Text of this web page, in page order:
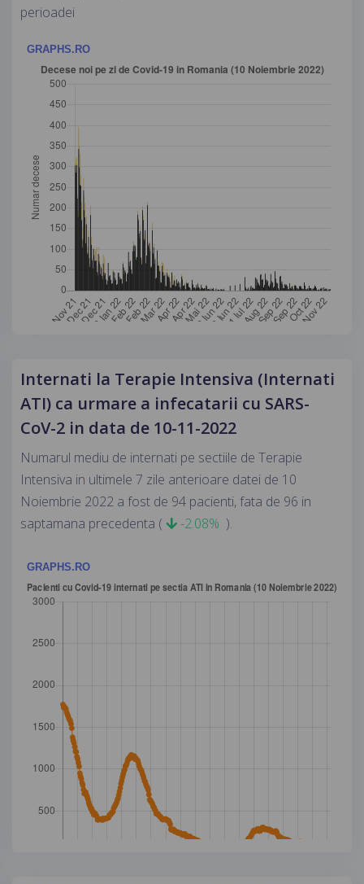
perioadei
Internati la Terapie Intensiva (Internati
ATI) ca urmare a infecatarii cu SARS-
CoV-2 in data de 10-11-2022
Numarul mediu de internati pe sectiile de Terapie
Intensiva in ultimele 7 zile anterioare datei de 10
Noiembrie 2022 a fost de 94 pacienti, fata de 96 in
saptamana precedenta (
-2.08% ).